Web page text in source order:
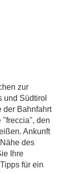
zur
und Südtirol
der Bahnfahrt
"freccia", den
Ankunft
des
Ihre
für ein